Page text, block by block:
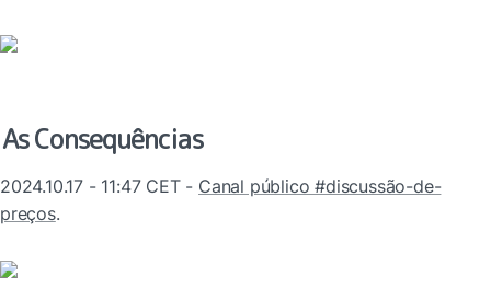
As Consequências
2024.10.17 - 11:47 CET - Canal público #discussão-de-
preços.